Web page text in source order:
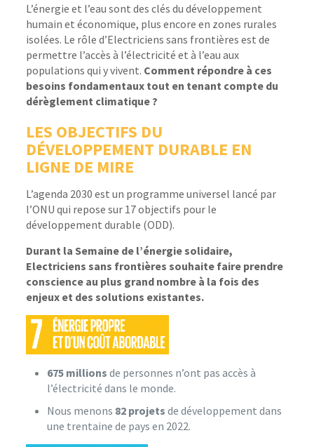
L’énergie et l’eau sont des clés du développement
humain et économique, plus encore en zones rurales
isolées. Le rôle d’Electriciens sans frontières est de
permettre l’accès à l’électricité et à l’eau aux
populations qui y vivent. Comment répondre à ces
besoins fondamentaux tout en tenant compte du
dérèglement climatique ?
LES OBJECTIFS DU
DÉVELOPPEMENT DURABLE EN
LIGNE DE MIRE
L’agenda 2030 est un programme universel lancé par
l’ONU qui repose sur 17 objectifs pour le
développement durable (ODD).
Durant la Semaine de l’énergie solidaire,
Electriciens sans frontières souhaite faire prendre
conscience au plus grand nombre à la fois des
enjeux et des solutions existantes.
675 millions de personnes n’ont pas accès à
l’électricité dans le monde.
Nous menons 82 projets de développement dans
une trentaine de pays en 2022.